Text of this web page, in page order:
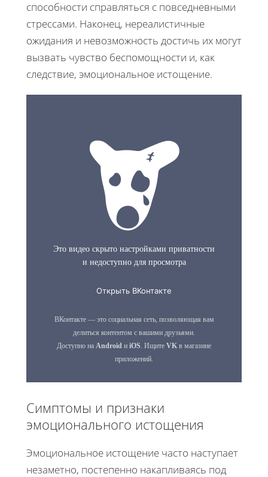
способности справляться с повседневными
стрессами. Наконец, нереалистичные
ожидания и невозможность достичь их могут
вызвать чувство беспомощности и, как
следствие, эмоциональное истощение.
Симптомы и признаки
эмоционального истощения
Эмоциональное истощение часто наступает
незаметно, постепенно накапливаясь под